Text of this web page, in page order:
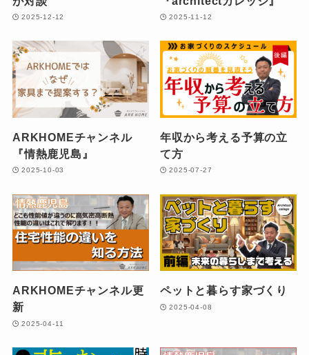
2025-12-12 2025-11-12
ARKHOMEチャンネル
『情熱鹿児島』
2025-10-03
年収から考える予算の立
て方
2025-07-27
ARKHOMEチャンネル更
新
2025-04-11
ペットと暮らす家づくり
2025-04-08